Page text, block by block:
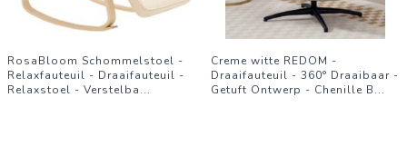
RosaBloom Schommelstoel -
Relaxfauteuil - Draaifauteuil -
Relaxstoel - Verstelba...
Creme witte REDOM -
Draaifauteuil - 360° Draaibaar -
Getuft Ontwerp - Chenille B...